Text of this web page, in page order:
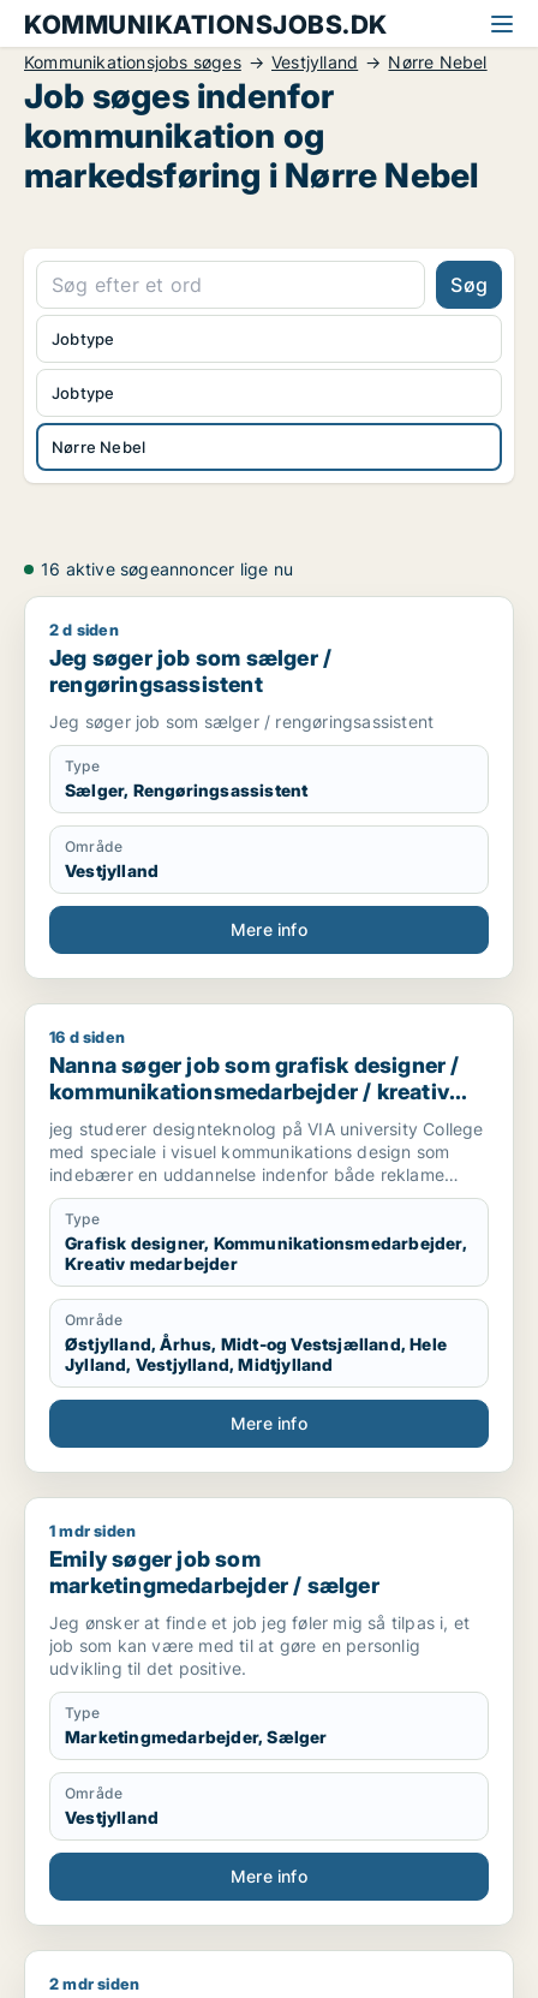
KOMMUNIKATIONSJOBS.DK
Kommunikationsjobs søges Vestjylland Nørre Nebel
Job søges indenfor
kommunikation og
markedsføring i Nørre Nebel
Søg
Jobtype
Nørre Nebel
Jobtype
16 aktive søgeannoncer lige nu
Jeg søger job som sælger / rengøringsassistent
2 d siden
Jeg søger job som sælger /
rengøringsassistent
Jeg søger job som sælger / rengøringsassistent
Type
Sælger, Rengøringsassistent
Område
Vestjylland
Mere info
Nanna søger job som grafisk designer /
16 d siden
Nanna søger job som grafisk designer /
kommunikationsmedarbejder / kreativ
medarbejder
jeg studerer designteknolog på VIA university College
med speciale i visuel kommunikations design som
indebærer en uddannelse indenfor både reklame
branchen og grafisk design. Vi arbejder med
magasiner, kampagner, plakater, styling til billeder,
mode og livsstil, trends og markedsføring. jeg søger
praktikplads indefor grafisk design, kampagner,
reklamer, SoMe, magasiner, reklame bureau, mode
brands, livsstil brands, stylist og generelt alt der har
med visuel kommunikation at gøre.
Type
Grafisk designer, Kommunikationsmedarbejder,
Kreativ medarbejder
Område
Østjylland, Århus, Midt-og Vestsjælland, Hele
Jylland, Vestjylland, Midtjylland
Mere info
Emily søger job som marketingmedarbejder / sælger
1 mdr siden
Emily søger job som
marketingmedarbejder / sælger
Jeg ønsker at finde et job jeg føler mig så tilpas i, et
job som kan være med til at gøre en personlig
udvikling til det positive.
Type
Marketingmedarbejder, Sælger
Område
Vestjylland
Mere info
Jeg søger job som sælger / administrativ medarbejder /
2 mdr siden